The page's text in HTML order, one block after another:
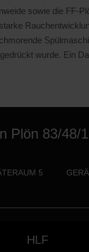
sowie die FF-
wurde. Ein
Plön 83/48/1
5
HLF